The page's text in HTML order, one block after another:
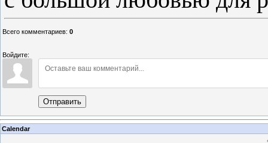
Всего комментариев: 0
Войдите:
Отправить
Calendar